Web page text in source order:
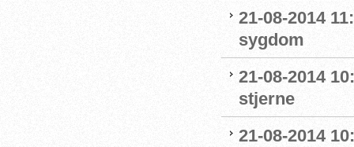
21-08-2014
sygdom
21-08-2014
stjerne
21-08-2014